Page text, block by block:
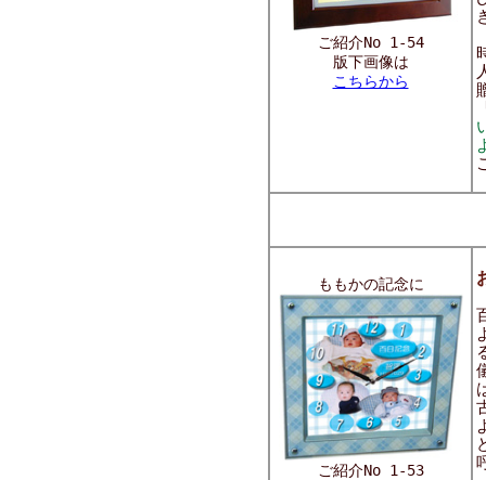
ご紹介No 1-54
版下画像は
こちらから
ももかの記念に
ご紹介No 1-53